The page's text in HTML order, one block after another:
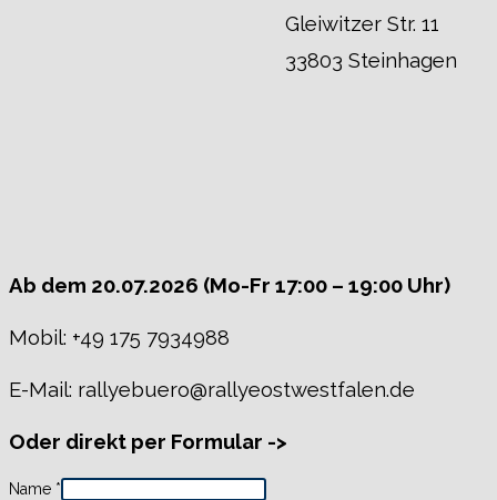
Gleiwitzer Str. 11
33803 Steinhagen
Ab dem 20.07.2026 (Mo-Fr 17:00 – 19:00 Uhr)
Mobil: +49 175 7934988
E-Mail: rallyebuero@rallyeostwestfalen.de
Oder direkt per Formular ->
Name *